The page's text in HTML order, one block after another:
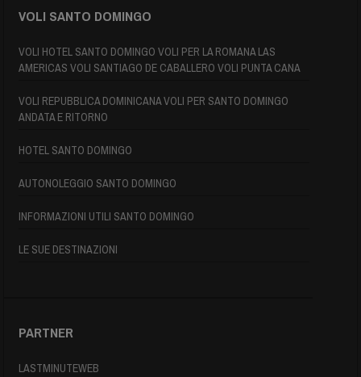
VOLI SANTO DOMINGO
VOLI HOTEL SANTO DOMINGO VOLI PER LA ROMANA LAS
AMERICAS VOLI SANTIAGO DE CABALLERO VOLI PUNTA CANA
VOLI REPUBBLICA DOMINICANA VOLI PER SANTO DOMINGO
ANDATA E RITORNO
HOTEL SANTO DOMINGO
AUTONOLEGGIO SANTO DOMINGO
INFORMAZIONI UTILI SANTO DOMINGO
LE SUE DESTINAZIONI
PARTNER
LASTMINUTEWEB